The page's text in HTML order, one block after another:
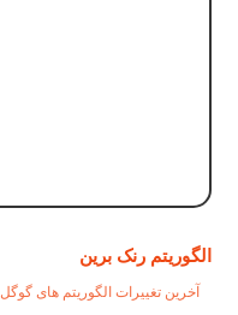
الگوریتم رنک برین
آخرین تغییرات الگوریتم های گوگل